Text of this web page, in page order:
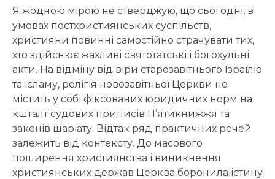
Я жодною мірою не стверджую, що сьогодні, в
умовах постхристиянських суспільств,
християни повинні самостійно страчувати тих,
хто здійснює жахливі святотатські і богохульні
акти. На відміну від віри старозавітнього Ізраїлю
та ісламу, релігія новозавітньої Церкви не
містить у собі фіксованих юридичних норм на
кшталт судових приписів П’ятикнижжя та
законів шаріату. Відтак ряд практичних речей
залежить від контексту. До масового
поширення християнства і виникнення
християнських держав Церква боронила істину